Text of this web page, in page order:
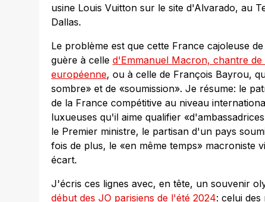
usine Louis Vuitton sur le site d'Alvarado, au
Dallas.
Le problème est que cette France cajoleuse
guère à celle d'Emmanuel Macron, chantre de
européenne, ou à celle de François Bayrou,
sombre» et de «soumission». Je résume: le
de la France compétitive au niveau
luxueuses qu'il aime qualifier
le Premier ministre, le partisan d'un pays
fois de plus, le «en même temps» macroniste
écart.
J'écris ces lignes avec, en tête, un souvenir
début des JO parisiens de l'été 2024: celui des